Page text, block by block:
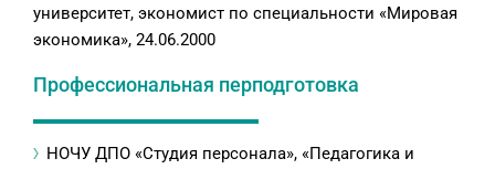
университет, экономист по специальности «Мировая
экономика», 24.06.2000
Профессиональная перподготовка
НОЧУ ДПО «Студия персонала», «Педагогика и